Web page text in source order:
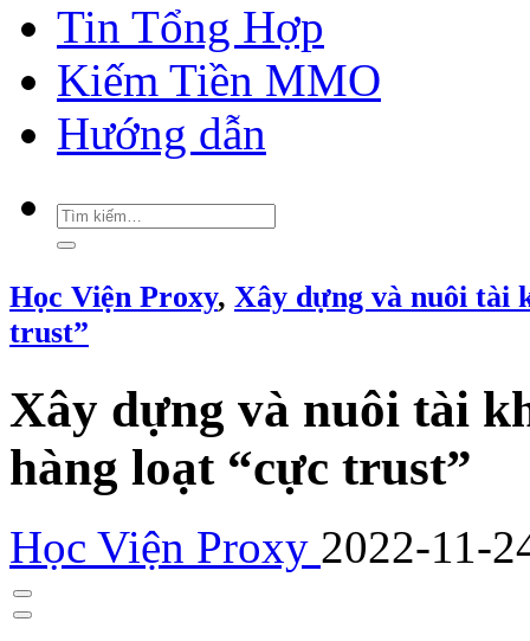
Tin Tổng Hợp
Kiếm Tiền MMO
Hướng dẫn
Học Viện Proxy, Xây dựng và nuôi tài
trust”
Xây dựng và nuôi tài
hàng loạt “cực trust”
Học Viện Proxy 2022-11-